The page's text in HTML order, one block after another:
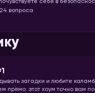
себя в
все 11 сезонов сериала, так
24 вопроса
загадки и любите
прямо: этот хоум точно вам